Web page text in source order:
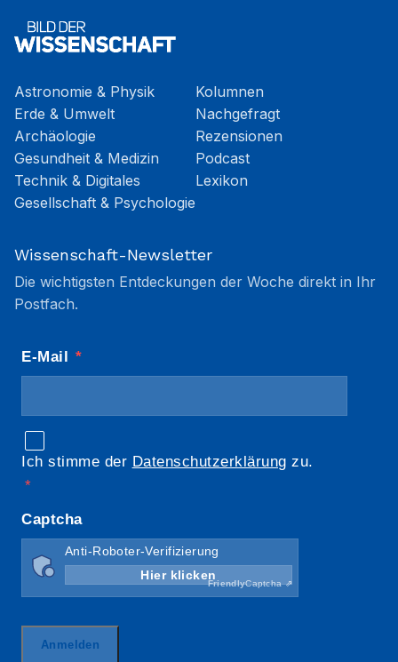
Astronomie & Physik
Erde & Umwelt
Archäologie
Gesundheit & Medizin
Technik & Digitales
Gesellschaft & Psychologie
Kolumnen
Nachgefragt
Rezensionen
Podcast
Lexikon
Wissenschaft-Newsletter
Die wichtigsten Entdeckungen der Woche direkt in Ihr
Postfach.